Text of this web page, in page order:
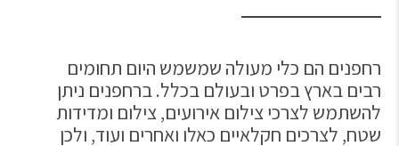
רחפנים הם כלי מעולה שמשמש היום תחומים
רבים בארץ בפרט ובעולם בכלל. ברחפנים ניתן
להשתמש לצרכי צילום אירועים, צילום ומדידות
שטח, לצרכים חקלאיים כאלו ואחרים ועוד, ולכן